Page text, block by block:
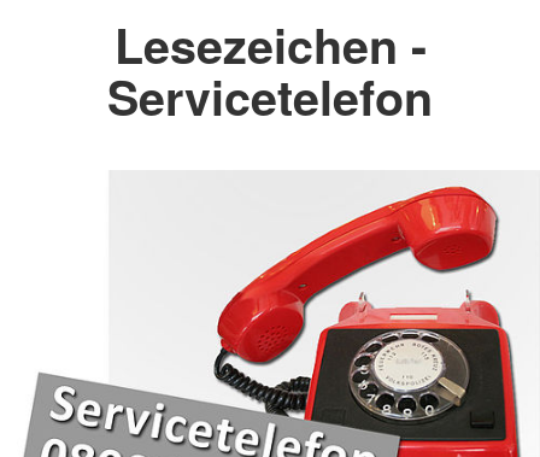
Lesezeichen -
Servicetelefon